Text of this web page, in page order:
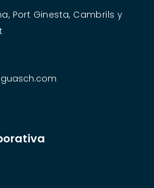
Port Ginesta, Cambrils y